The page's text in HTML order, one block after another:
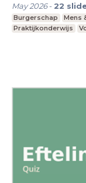
May 2026- 22
Burgerschap Mens
Praktijkonderwijs